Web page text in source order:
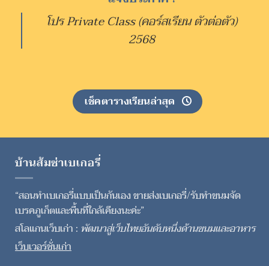
โปร Private Class (คอร์สเรียน ตัวต่อตัว)
2568
เช็คตารางเรียนล่าสุด
บ้านส้มซ่าเบเกอรี่
“สอนทำเบเกอรี่แบบเป็นกันเอง ขายส่งเบเกอรี่/รับทำขนมจัด
เบรคภูเก็ตและพื้นที่ใกล้เคียงนะค่ะ”
สโลแกนเว็บเก่า : พัฒนาสู่เว็บไทยอันดับหนึ่งด้านขนมและอาหาร
เว็บเวอร์ชั่นเก่า